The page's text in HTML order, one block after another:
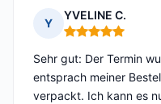
Y
YVELINE C.
Hinweis: 5 von 5
Sehr gut: Der Termin
entsprach meiner
verpackt. Ich kann es